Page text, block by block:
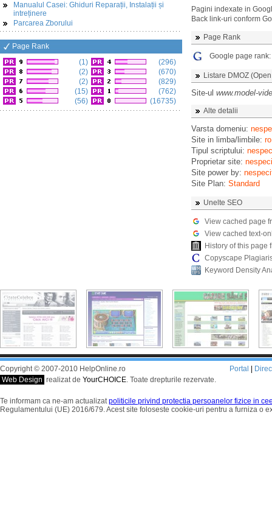
Manualul Casei: Ghiduri Reparații, Instalații și
intreținere
Parcarea Zborului
Page Rank
(1)
(2)
(2)
(15)
(56)
(296)
(670)
(829)
(762)
(16735)
Pagini indexate in
Back link-uri conform
Page Rank
Google page rank:
Listare DMOZ
Site-ul www.model-
Alte detalii
Varsta domeniu:
Site in limba/limbile: ro
Tipul scriptului:
Proprietar site:
Site power by:
Site Plan: Standard
Unelte SEO
View cached page
View cached text-
History of this page
Copyscape
Keyword Density
Copyright © 2007-2010 HelpOnline.ro
Web Design realizat de YourCHOICE. Toate drepturile rezervate.
Portal
Te informam ca ne-am actualizatpoliticile privind protectia persoanelor fizice in
Regulamentului (UE) 2016/679. Acest site foloseste cookie-uri pentru a furniza o